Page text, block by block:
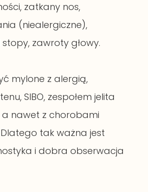
zatkany nos,
(niealergiczne),
stopy, zawroty głowy.
mylone z alergią,
SIBO, zespołem jelita
a nawet z chorobami
tak ważna jest
i dobra obserwacja